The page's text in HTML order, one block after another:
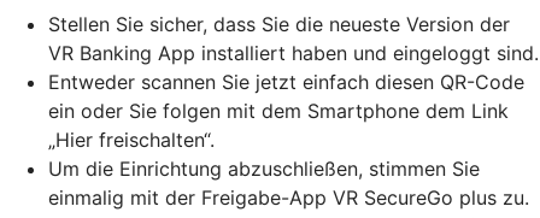
Stellen Sie sicher, dass Sie die neueste Version der
VR Banking App installiert haben und eingeloggt sind.
Entweder scannen Sie jetzt einfach diesen QR-Code
ein oder Sie folgen mit dem Smartphone dem Link
„Hier freischalten“.
Um die Einrichtung abzuschließen, stimmen Sie
einmalig mit der Freigabe-App VR SecureGo plus zu.